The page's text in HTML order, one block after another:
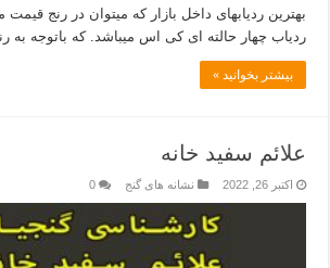
بهترین ردیابهای داخل بازار که میتوان در رنج قیمت
ردیاب چهار حالته ای کی اس میباشد. که باتوجه به
بیشتر بخوانید »
علائم سفید خانه
اکتبر 26, 2022 نشانه های گنج 0